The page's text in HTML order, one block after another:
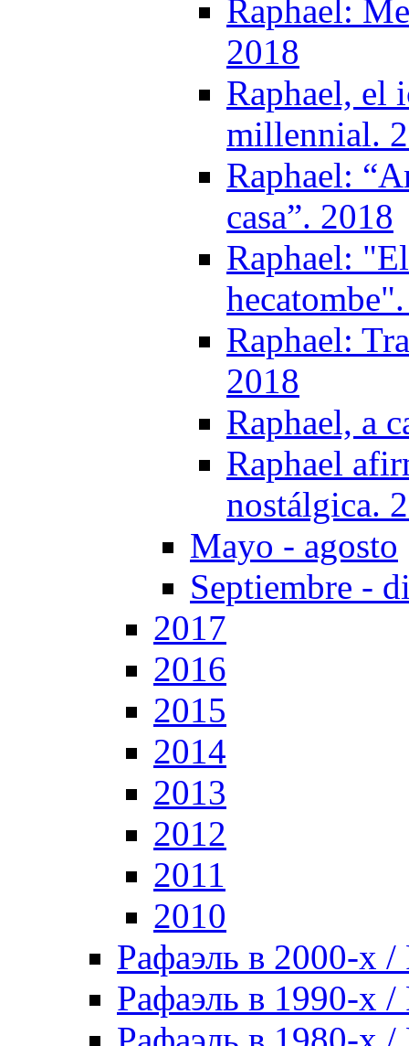
Raphael:
2018
Raphael, el
millennial.
Raphael:
casa”. 2018
Raphael:
Raphael:
2018
Raphael, a
Raphael
nostálgica.
Mayo - agosto
Septiembre -
2017
2016
2015
2014
2013
2012
2011
2010
Рафаэль в 2000-х /
Рафаэль в 1990-х /